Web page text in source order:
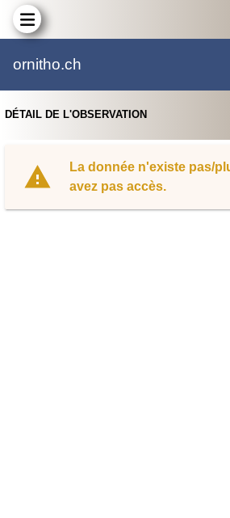
ornitho.ch
DÉTAIL DE L'OBSERVATION
La donnée n'existe pas/
avez pas accès.